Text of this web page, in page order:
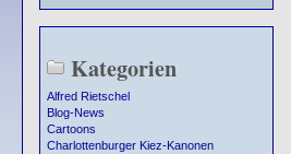
Kategorien
Alfred Rietschel
Blog-News
Cartoons
Charlottenburger Kiez-Kanonen